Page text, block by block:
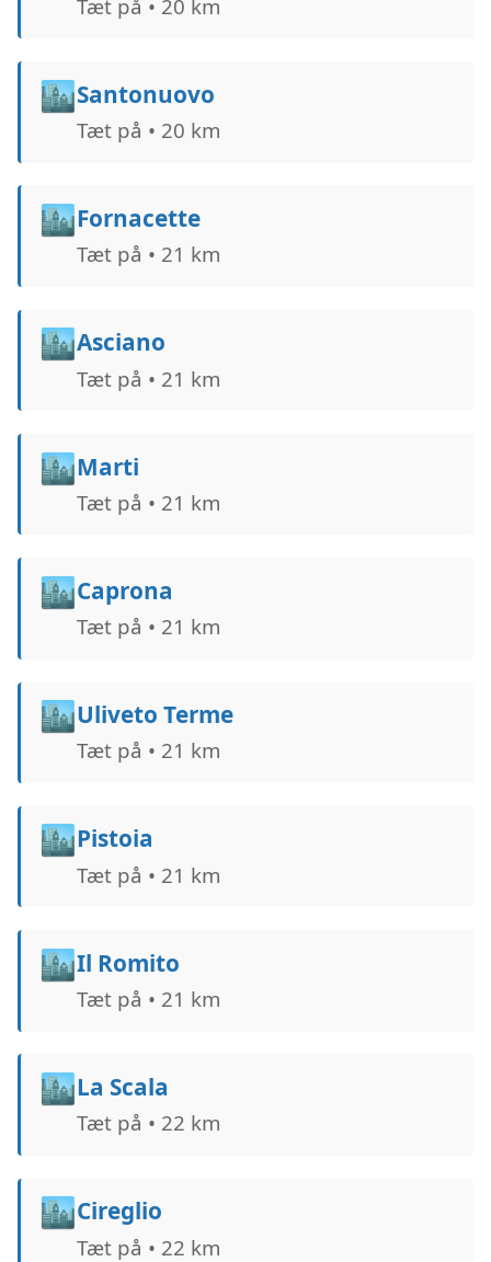
Tæt på • 20 km
🏙️Santonuovo
Tæt på • 20 km
🏙️Fornacette
Tæt på • 21 km
🏙️Asciano
Tæt på • 21 km
🏙️Marti
Tæt på • 21 km
🏙️Caprona
Tæt på • 21 km
🏙️Uliveto Terme
Tæt på • 21 km
🏙️Pistoia
Tæt på • 21 km
🏙️Il Romito
Tæt på • 21 km
🏙️La Scala
Tæt på • 22 km
🏙️Cireglio
Tæt på • 22 km